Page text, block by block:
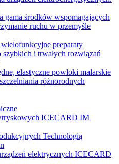
gama środków wspomagających
ruchu w przemyśle
preparaty
szybkich i trwałych rozwiązań
elastyczne powłoki malarskie
różnorodnych
ICECARD IM
Technologią
elektrycznych ICECARD